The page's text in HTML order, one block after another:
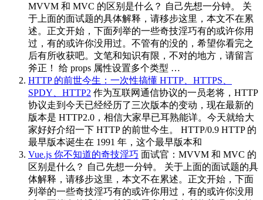
MVVM 和 MVC 的区别是什么？ 自己先想一分钟。 关
于上面的面试题的具体解释，请移步这里，本文不在累
述。正文开始，下面列举的一些奇技淫巧有的或许你用
过，有的或许你没用过。不管有的没的，希望你看完之
后有所收获吧。文笔和知识有限，不对的地方，请留言
斧正！ 给 props 属性设置多个类型 …
HTTP 的前世今生：一次性搞懂 HTTP、HTTPS、
SPDY、HTTP2 作为互联网通信协议的一员老将，HTTP
协议走到今天已经经历了三次版本的变动，现在最新的
版本是 HTTP2.0，相信大家早已耳熟能详。今天就给大
家好好介绍一下 HTTP 的前世今生。 HTTP/0.9 HTTP 的
最早版本诞生在 1991 年，这个最早版本和
Vue.js 你不知道的奇技淫巧 面试官：MVVM 和 MVC 的
区别是什么？ 自己先想一分钟。 关于上面的面试题的具
体解释，请移步这里，本文不在累述。正文开始，下面
列举的一些奇技淫巧有的或许你用过，有的或许你没用